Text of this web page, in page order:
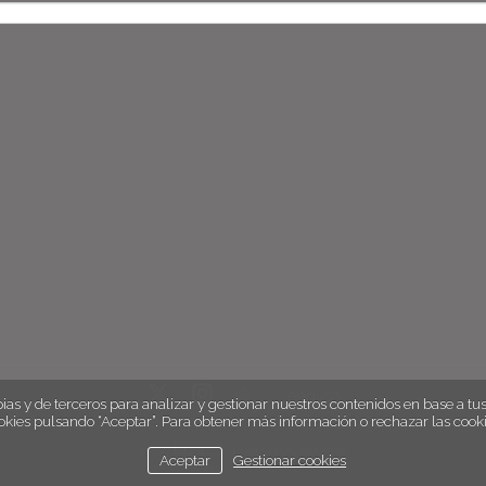
english
aviso legal política de cookies
y de terceros para analizar y gestionar nuestros contenidos en base a
pulsando “Aceptar”. Para obtener más información o rechazar las
Aceptar Gestionar cookies